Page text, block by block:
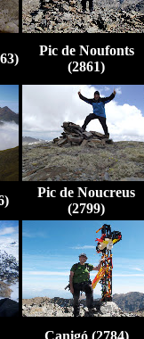
Pic de Noufonts
(2861)
Pic de Noucreus
(2799)
Canigó (2784)